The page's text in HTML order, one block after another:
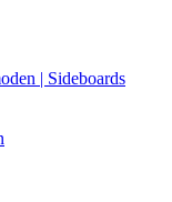
| Sideboards